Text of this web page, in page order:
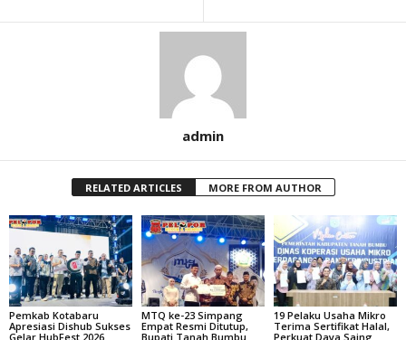
admin
RELATED ARTICLES MORE FROM AUTHOR
Pemkab Kotabaru
Apresiasi Dishub Sukses
Gelar HubFest 2026
MTQ ke-23 Simpang
Empat Resmi Ditutup,
Bupati Tanah Bumbu
19 Pelaku Usaha Mikro
Terima Sertifikat Halal,
Perkuat Daya Saing